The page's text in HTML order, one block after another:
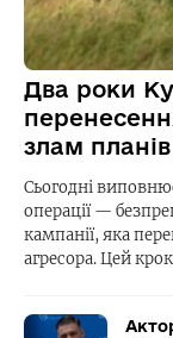
Два роки
злам
Сьогодні
операції —
кампанії, яка
агресора. Цей